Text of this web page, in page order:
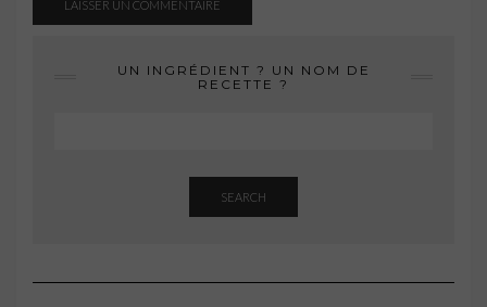
UN INGRÉDIENT ? UN NOM DE
RECETTE ?
SEARCH